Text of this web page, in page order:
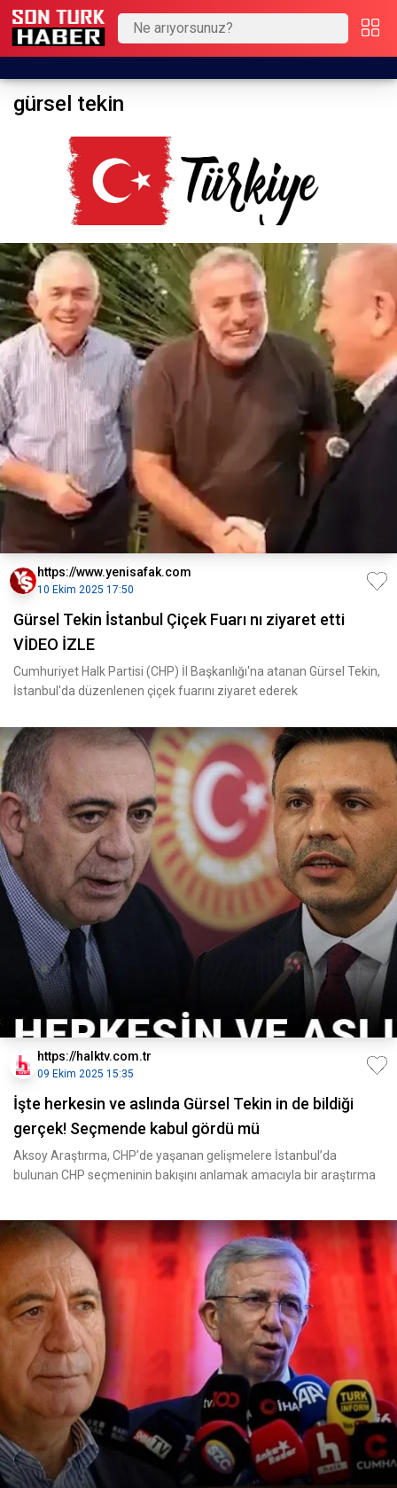
gürsel tekin
https://www.yenisafak.com
10 Ekim 2025 17:50
Gürsel Tekin İstanbul Çiçek Fuarı nı ziyaret etti
VİDEO İZLE
Cumhuriyet Halk Partisi (CHP) İl Başkanlığı'na atanan Gürsel Tekin,
İstanbul'da düzenlenen çiçek fuarını ziyaret ederek
https://halktv.com.tr
09 Ekim 2025 15:35
İşte herkesin ve aslında Gürsel Tekin in de bildiği
gerçek! Seçmende kabul gördü mü
Aksoy Araştırma, CHP’de yaşanan gelişmelere İstanbul’da
bulunan CHP seçmeninin bakışını anlamak amacıyla bir araştırma